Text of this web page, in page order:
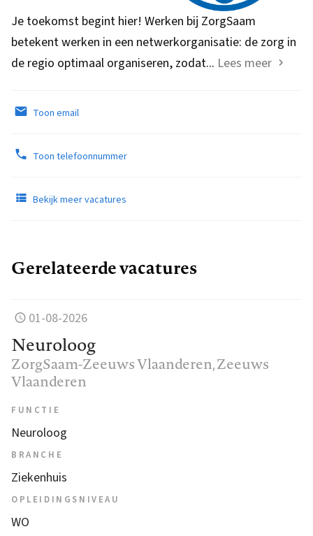
Je toekomst begint hier! Werken bij ZorgSaam
betekent werken in een netwerkorganisatie: de zorg in
de regio optimaal organiseren, zodat... Lees meer
Toon email
Toon telefoonnummer
Bekijk meer vacatures
Gerelateerde vacatures
01-08-2026
Neuroloog
ZorgSaam-Zeeuws Vlaanderen, Zeeuws
Vlaanderen
FUNCTIE
Neuroloog
BRANCHE
Ziekenhuis
OPLEIDINGSNIVEAU
WO